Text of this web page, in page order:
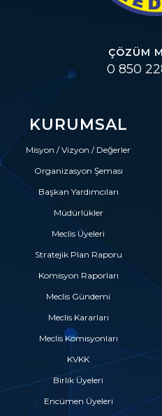
ÇÖZÜM
0 850
KURUMSAL
Misyon / Vizyon / Değerler
Organizasyon Şeması
Başkan Yardımcıları
Müdürlükler
Meclis Üyeleri
Stratejik Plan Raporu
Komisyon Raporları
Meclis Gündemi
Meclis Kararları
Meclis Komisyonları
KVKK
Birlik Üyeleri
Encümen Üyeleri